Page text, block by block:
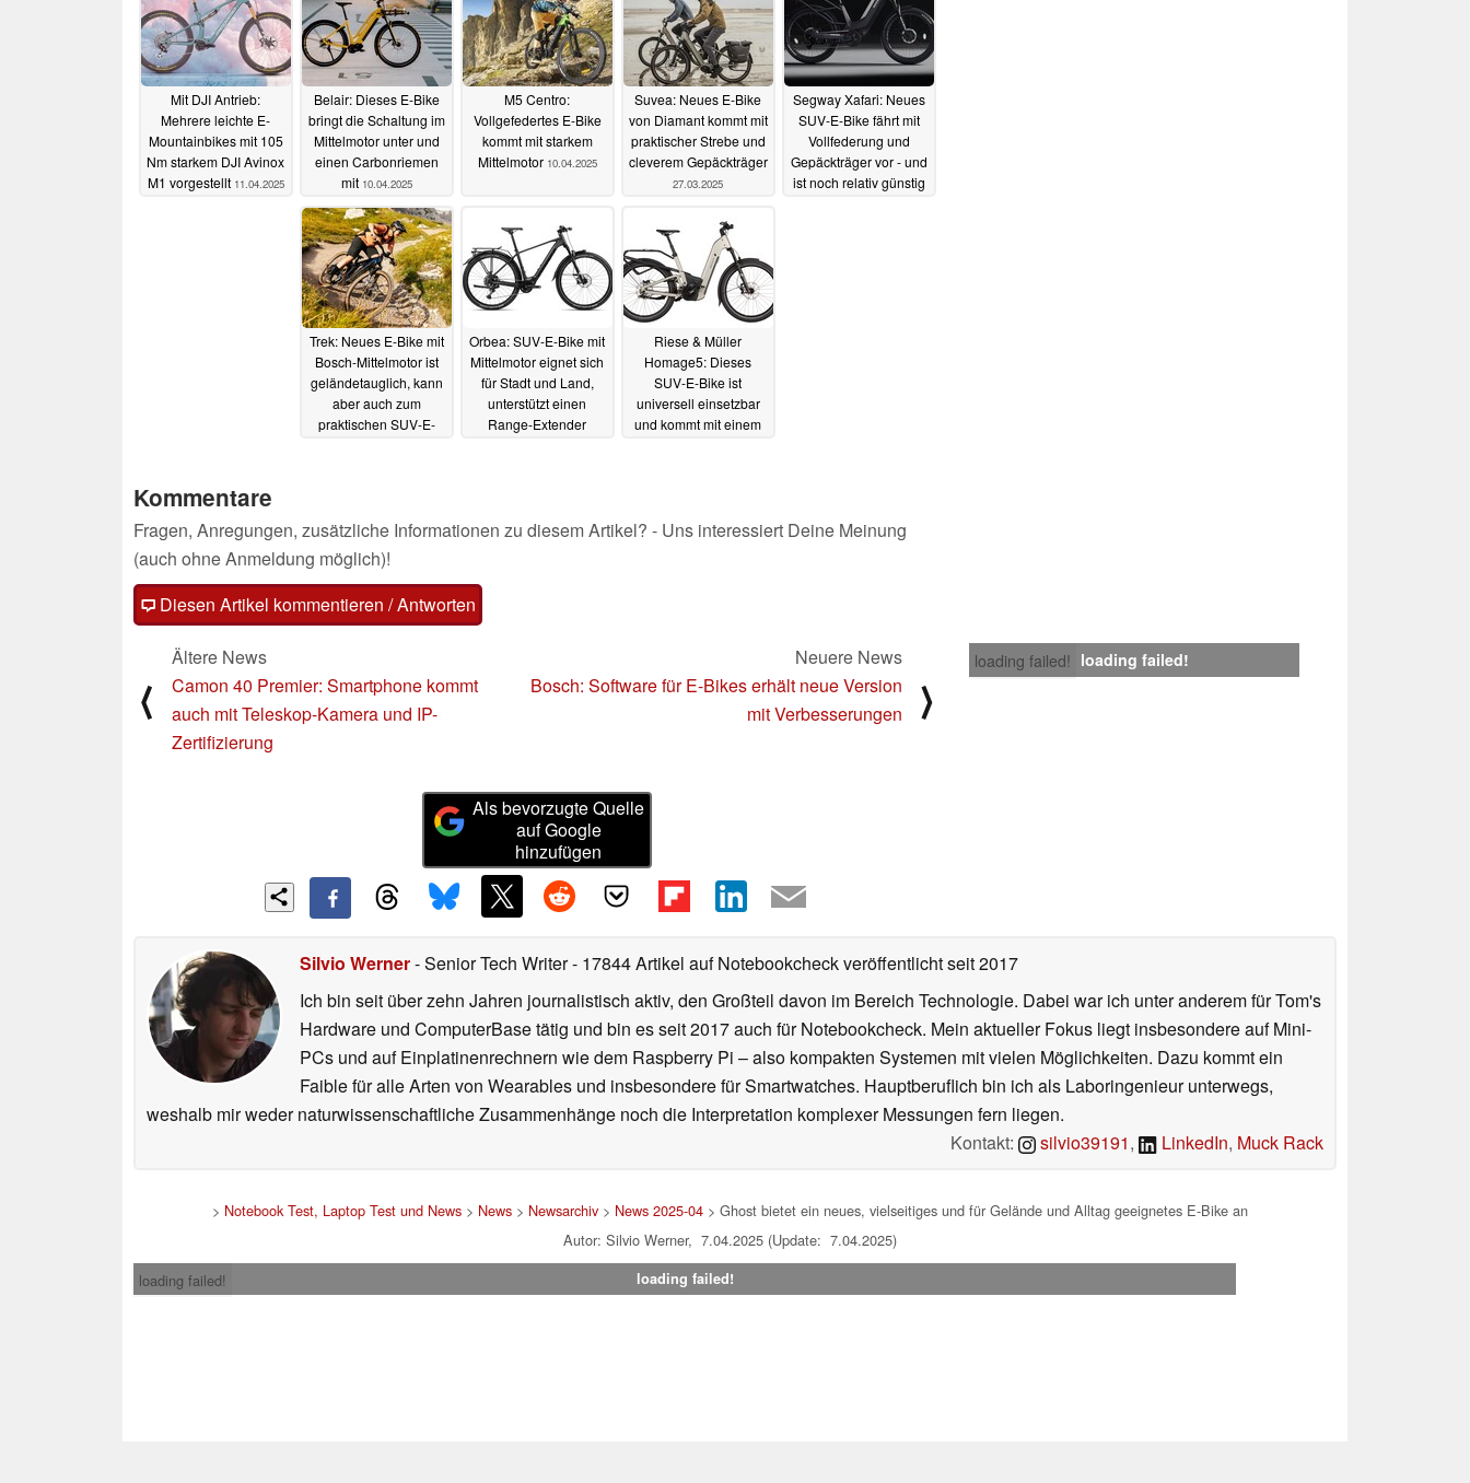
Mit DJI Antrieb:
Mehrere leichte E-
Mountainbikes mit 105
Nm starkem DJI Avinox
M1 vorgestellt 11.04.2025
Belair: Dieses E-Bike
bringt die Schaltung im
Mittelmotor unter und
einen Carbonriemen
mit 10.04.2025
M5 Centro:
Vollgefedertes E-Bike
kommt mit starkem
Mittelmotor 10.04.2025
Suvea: Neues E-Bike
von Diamant kommt mit
praktischer Strebe und
cleverem Gepäckträger
27.03.2025
Segway Xafari: Neues
SUV-E-Bike fährt mit
Vollfederung und
Gepäckträger vor - und
ist noch relativ günstig
Trek: Neues E-Bike mit
Bosch-Mittelmotor ist
geländetauglich, kann
aber auch zum
praktischen SUV-E-
Orbea: SUV-E-Bike mit
Mittelmotor eignet sich
für Stadt und Land,
unterstützt einen
Range-Extender
Riese & Müller
Homage5: Dieses
SUV-E-Bike ist
universell einsetzbar
und kommt mit einem
Kommentare
Fragen, Anregungen, zusätzliche Informationen zu diesem Artikel? - Uns interessiert Deine Meinung
(auch ohne Anmeldung möglich)!
Diesen Artikel kommentieren / Antworten
loading failed! loading failed!
⟨
Ältere News
Camon 40 Premier: Smartphone kommt
auch mit Teleskop-Kamera und IP-
Zertifizierung
Neuere News
Bosch: Software für E-Bikes erhält neue Version
mit Verbesserungen
⟩
Als bevorzugte Quelle
auf Google
hinzufügen
Silvio Werner- Senior Tech Writer- 17844 Artikel auf Notebookcheck veröffentlichtseit 2017
Ich bin seit über zehn Jahren journalistisch aktiv, den Großteil davon im Bereich Technologie. Dabei war ich unter anderem für Tom's
Hardware und ComputerBase tätig und bin es seit 2017 auch für Notebookcheck. Mein aktueller Fokus liegt insbesondere auf Mini-
PCs und auf Einplatinenrechnern wie dem Raspberry Pi – also kompakten Systemen mit vielen Möglichkeiten. Dazu kommt ein
Faible für alle Arten von Wearables und insbesondere für Smartwatches. Hauptberuflich bin ich als Laboringenieur unterwegs,
weshalb mir weder naturwissenschaftliche Zusammenhänge noch die Interpretation komplexer Messungen fern liegen.
Kontakt:
silvio39191, LinkedIn, Muck Rack
> Notebook Test, Laptop Test und News> News> Newsarchiv> News 2025-04> Ghost bietet ein neues, vielseitiges und für Gelände und Alltag geeignetes E-Bike an
Autor: Silvio Werner, 7.04.2025 (Update: 7.04.2025)
loading failed!
loading failed!